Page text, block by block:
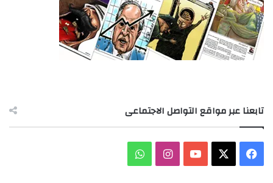
تابعنا عبر مواقع التواصل الاجتماعى
فيسبوك ‫YouTubeانستقرامواتساب